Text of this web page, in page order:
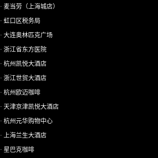
· 麦当劳（上海城店）
· 虹口区税务局
· 大连奥林匹克广场
· 浙江省东方医院
· 杭州凯悦大酒店
· 浙江世贸大酒店
· 杭州欧迈咖啡
· 天津京津凯悦大酒店
· 杭州元华购物中心
· 上海兰生大酒店
· 星巴克咖啡